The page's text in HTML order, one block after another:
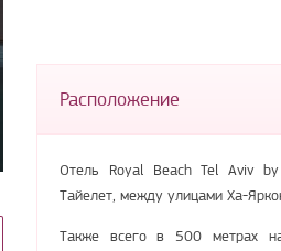
Расположение
Отель Royal Beach Tel Aviv
Тайелет, между улицами Ха-
Также всего в 500 метрах